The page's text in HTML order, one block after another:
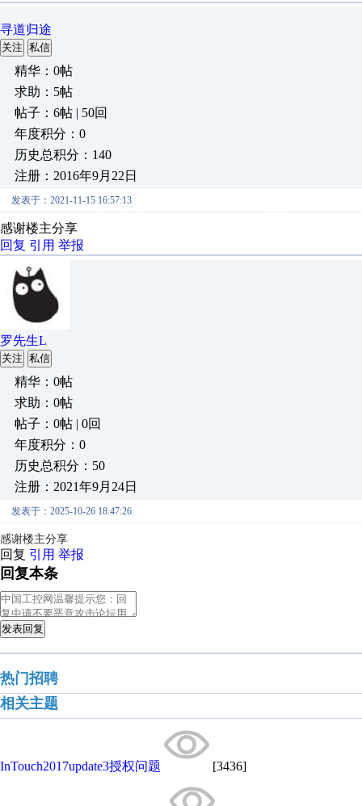
寻道归途
关注 私信
精华：0帖
求助：5帖
帖子：6帖 | 50回
年度积分：0
历史总积分：140
注册：2016年9月22日
发表于：2021-11-15 16:57:13
感谢楼主分享
回复 引用 举报
罗先生L
关注 私信
精华：0帖
求助：0帖
帖子：0帖 | 0回
年度积分：0
历史总积分：50
注册：2021年9月24日
发表于：2025-10-26 18:47:26
感谢楼主分享
回复 引用 举报
回复本条
发表回复
热门招聘
相关主题
InTouch2017update3授权问题 [3436]